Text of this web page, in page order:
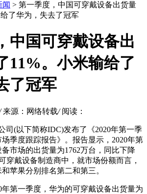
闻 > 第一季度，中国可穿戴设备出货量
了华为，失去了冠军
中国可穿戴设备出
11%。小米输给了
了冠军
来源：网络转载/ 阅读：
司(以下简称IDC)发布了《2020年第一季
季度跟踪报告》。报告显示，2020年第
市场的出货量为1762万台，同比下降
穿戴设备制造商中，就市场份额而言，
苹果分别排名第二和第三。
第一季度，华为的可穿戴设备出货量为